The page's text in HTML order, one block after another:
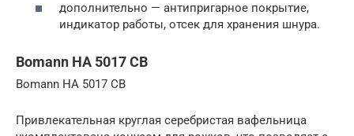
дополнительно — антипригарное покрытие,
индикатор работы, отсек для хранения шнура.
Bomann HA 5017 CB
Bomann HA 5017 CB
Привлекательная круглая серебристая вафельница